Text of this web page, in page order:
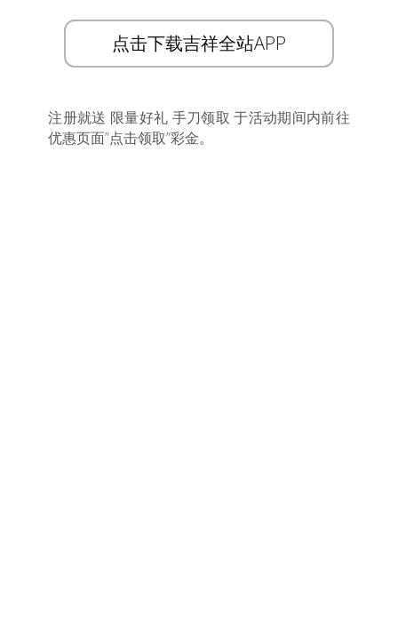
点击下载吉祥全站APP
注册就送 限量好礼 手刀领取 于活动期间内前往
优惠页面”点击领取”彩金。